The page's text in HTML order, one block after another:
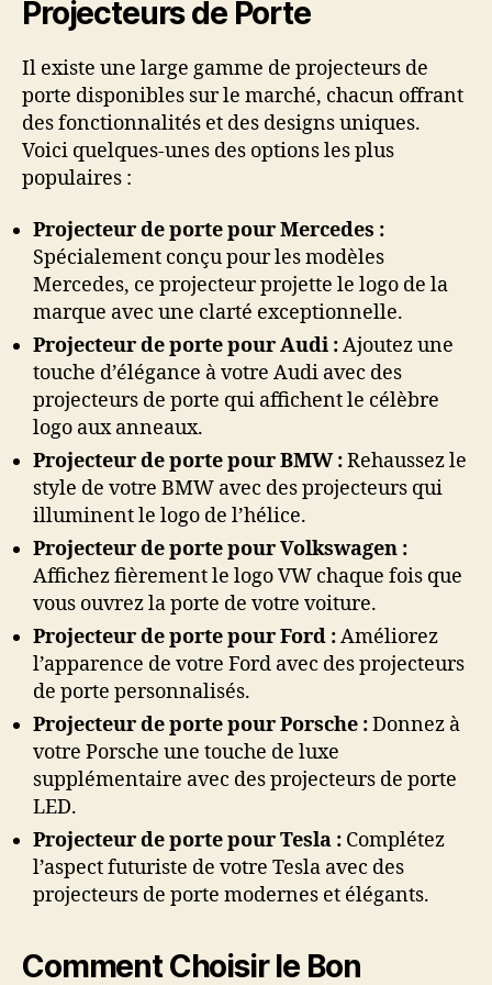
Projecteurs de Porte
Il existe une large gamme de projecteurs de
porte disponibles sur le marché, chacun offrant
des fonctionnalités et des designs uniques.
Voici quelques-unes des options les plus
populaires :
Projecteur de porte pour Mercedes :
Spécialement conçu pour les modèles
Mercedes, ce projecteur projette le logo de la
marque avec une clarté exceptionnelle.
Projecteur de porte pour Audi :Ajoutez une
touche d’élégance à votre Audi avec des
projecteurs de porte qui affichent le célèbre
logo aux anneaux.
Projecteur de porte pour BMW :Rehaussez le
style de votre BMW avec des projecteurs qui
illuminent le logo de l’hélice.
Projecteur de porte pour Volkswagen :
Affichez fièrement le logo VW chaque fois que
vous ouvrez la porte de votre voiture.
Projecteur de porte pour Ford :Améliorez
l’apparence de votre Ford avec des projecteurs
de porte personnalisés.
Projecteur de porte pour Porsche :Donnez à
votre Porsche une touche de luxe
supplémentaire avec des projecteurs de porte
LED.
Projecteur de porte pour Tesla : Complétez
l’aspect futuriste de votre Tesla avec des
projecteurs de porte modernes et élégants.
Comment Choisir le Bon